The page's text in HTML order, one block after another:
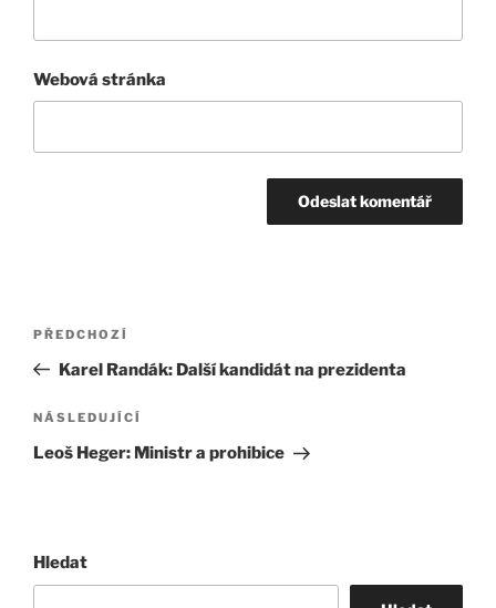
Webová stránka
Navigace
příspěvek
Předchozí
příspěvek
PŘEDCHOZÍ
Karel Randák: Další kandidát na prezidenta
Následující
příspěvek
NÁSLEDUJÍCÍ
Leoš Heger: Ministr a prohibice
Hledat